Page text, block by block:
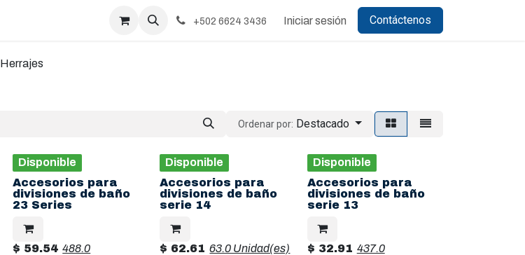
+502 6624 3436 Iniciar sesión Contáctenos
Herrajes
Ordenar por: Destacado
Disponible
Accesorios para
divisiones de baño
23 Series
$ 59.54 488.0
Disponible
Accesorios para
divisiones de baño
serie 14
$ 62.61 63.0 Unidad(es)
Disponible
Accesorios para
divisiones de baño
serie 13
$ 32.91 437.0